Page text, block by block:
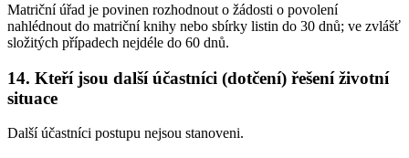
Matriční úřad je povinen rozhodnout o žádosti o povolení
nahlédnout do matriční knihy nebo sbírky listin do 30 dnů; ve zvlášť
složitých případech nejdéle do 60 dnů.
14. Kteří jsou další účastníci (dotčení) řešení životní
situace
Další účastníci postupu nejsou stanoveni.